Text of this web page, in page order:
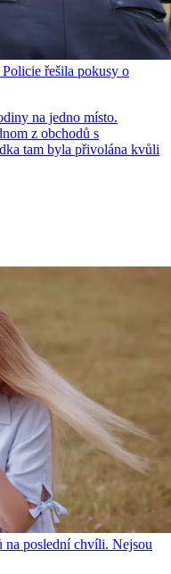
řešila pokusy o
na jedno místo.
z obchodů s
tam byla přivolána kvůli
na poslední chvíli. Nejsou